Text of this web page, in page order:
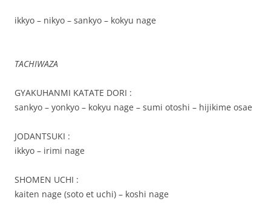
ikkyo – nikyo – sankyo – kokyu nage
TACHIWAZA
GYAKUHANMI KATATE DORI :
sankyo – yonkyo – kokyu nage – sumi otoshi – hijikime osae
JODANTSUKI :
ikkyo – irimi nage
SHOMEN UCHI :
kaiten nage (soto et uchi) – koshi nage